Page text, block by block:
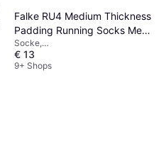
Falke RU4 Medium Thickness
Padding Running Socks Men
- White/Mix
Socke,
Sportstrumpf/Trainingsstrumpf,
Material: Polyamid, Baumwolle,
€ 13
9+ Shops